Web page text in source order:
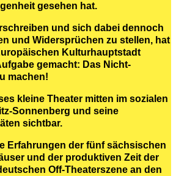
gesehen hat.
und sich dabei dennoch
und Widersprüchen zu stellen, hat
Kulturhauptstadt
gemacht: Das Nicht-
machen!
kleine Theater mitten im sozialen
Sonnenberg und seine
sichtbar.
Erfahrungen der fünf sächsischen
und der produktiven Zeit der
Off-Theaterszene an den